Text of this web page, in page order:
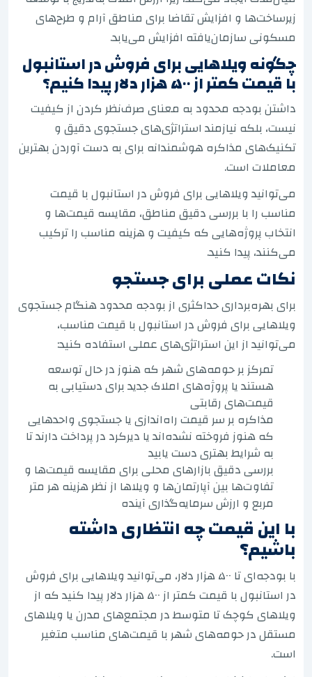
زیرساخت‌ها و افزایش تقاضا برای مناطق آرام و طرح‌های
مسکونی سازمان‌یافته افزایش می‌یابد.
چگونه ویلاهایی برای فروش در استانبول
با قیمت کمتر از ۵۰۰ هزار دلار پیدا کنیم؟
داشتن بودجه محدود به معنای صرف‌نظر کردن از کیفیت
نیست، بلکه نیازمند استراتژی‌های جستجوی دقیق و
تکنیک‌های مذاکره هوشمندانه برای به دست آوردن بهترین
معاملات است.
می‌توانید ویلاهایی برای فروش در استانبول با قیمت
مناسب را با بررسی دقیق مناطق، مقایسه قیمت‌ها و
انتخاب پروژه‌هایی که کیفیت و هزینه مناسب را ترکیب
می‌کنند، پیدا کنید.
نکات عملی برای جستجو
برای بهره‌برداری حداکثری از بودجه محدود هنگام جستجوی
ویلاهایی برای فروش در استانبول با قیمت مناسب،
می‌توانید از این استراتژی‌های عملی استفاده کنید:
تمرکز بر حومه‌های شهر که هنوز در حال توسعه
هستند یا پروژه‌های املاک جدید برای دستیابی به
قیمت‌های رقابتی
مذاکره بر سر قیمت راه‌اندازی یا جستجوی واحدهایی
که هنوز فروخته نشده‌اند یا دیرکرد در پرداخت دارند تا
به شرایط بهتری دست یابید
بررسی دقیق بازارهای محلی برای مقایسه قیمت‌ها و
تفاوت‌ها بین آپارتمان‌ها و ویلاها از نظر هزینه هر متر
مربع و ارزش سرمایه‌گذاری آینده
با این قیمت چه انتظاری داشته
باشیم؟
با بودجه‌ای تا ۵۰۰ هزار دلار، می‌توانید ویلاهایی برای فروش
در استانبول با قیمت کمتر از ۵۰۰ هزار دلار پیدا کنید که از
ویلاهای کوچک تا متوسط در مجتمع‌های مدرن یا ویلاهای
مستقل در حومه‌های شهر با قیمت‌های مناسب متغیر
است.